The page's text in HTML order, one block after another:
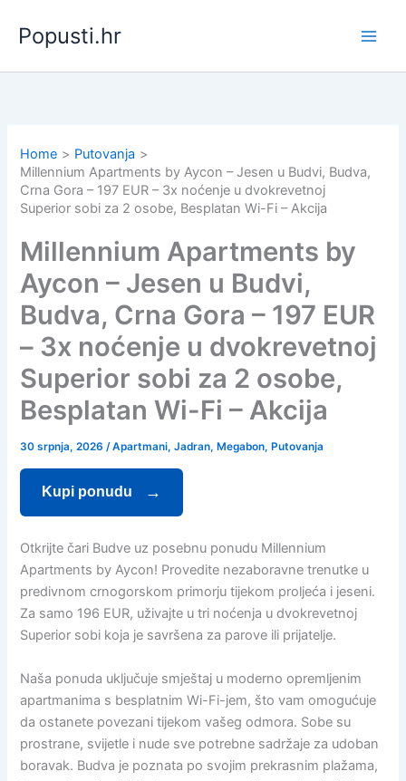
content
Popusti.hr
Home
Putovanja
Millennium Apartments by Aycon – Jesen u Budvi, Budva,
Crna Gora – 197 EUR – 3x noćenje u dvokrevetnoj
Superior sobi za 2 osobe, Besplatan Wi-Fi – Akcija
Millennium Apartments by
Aycon – Jesen u Budvi,
Budva, Crna Gora – 197 EUR
– 3x noćenje u dvokrevetnoj
Superior sobi za 2 osobe,
Besplatan Wi-Fi – Akcija
30 srpnja, 2026/Apartmani,Jadran, Megabon, Putovanja
Kupi ponudu
Otkrijte čari Budve uz posebnu ponudu Millennium
Apartments by Aycon! Provedite nezaboravne trenutke u
predivnom crnogorskom primorju tijekom proljeća i jeseni.
Za samo 196 EUR, uživajte u tri noćenja u dvokrevetnoj
Superior sobi koja je savršena za parove ili prijatelje.
Naša ponuda uključuje smještaj u moderno opremljenim
apartmanima s besplatnim Wi-Fi-jem, što vam omogućuje
da ostanete povezani tijekom vašeg odmora. Sobe su
prostrane, svijetle i nude sve potrebne sadržaje za udoban
boravak. Budva je poznata po svojim prekrasnim plažama,